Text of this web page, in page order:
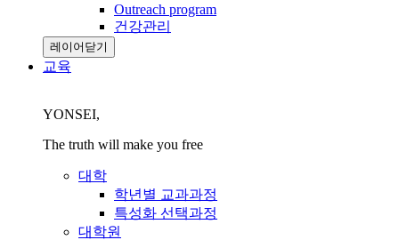
Outreach program
건강관리
레이어닫기
교육
YONSEI,
The truth will make you free
대학
학년별 교과과정
특성화 선택과정
대학원